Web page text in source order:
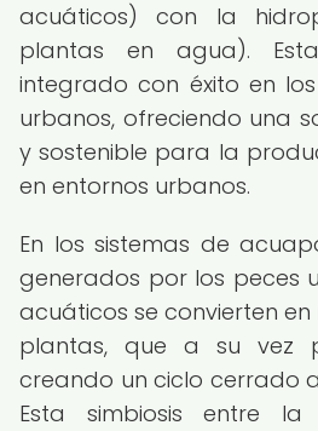
acuáticos) con la
plantas en agua).
integrado con éxito en
urbanos, ofreciendo una
y sostenible para la
en entornos urbanos.
En los sistemas de
generados por los peces
acuáticos se convierten
plantas, que a su vez
creando un ciclo cerrado
Esta simbiosis entre